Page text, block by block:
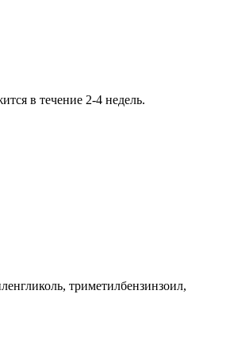
в течение 2-4 недель.
триметилбензинзоил,